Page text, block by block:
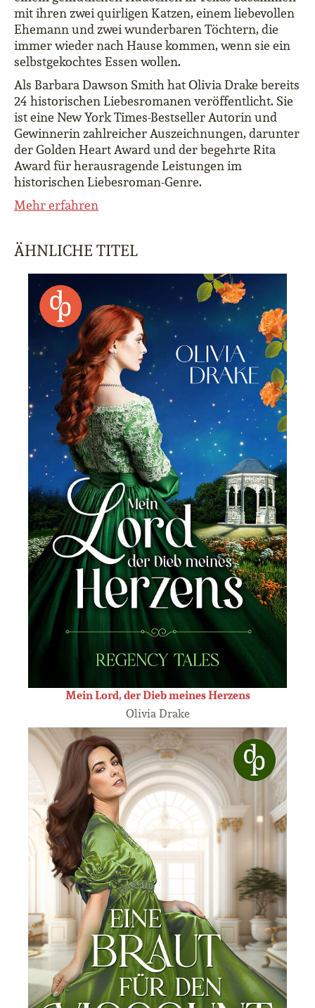
mit ihren zwei quirligen Katzen, einem liebevollen
Ehemann und zwei wunderbaren Töchtern, die
immer wieder nach Hause kommen, wenn sie ein
selbstgekochtes Essen wollen.
Als Barbara Dawson Smith hat Olivia Drake bereits
24 historischen Liebesromanen veröffentlicht. Sie
ist eine New York Times-Bestseller Autorin und
Gewinnerin zahlreicher Auszeichnungen, darunter
der Golden Heart Award und der begehrte Rita
Award für herausragende Leistungen im
historischen Liebesroman-Genre.
Mehr erfahren
ÄHNLICHE TITEL
Mein Lord, der Dieb meines Herzens
Olivia Drake